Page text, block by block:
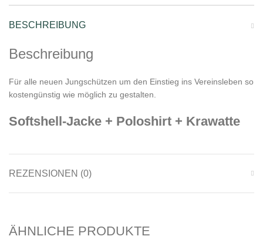
BESCHREIBUNG
Beschreibung
Für alle neuen Jungschützen um den Einstieg ins Vereinsleben so
kostengünstig wie möglich zu gestalten.
Softshell-Jacke + Poloshirt + Krawatte
REZENSIONEN (0)
ÄHNLICHE PRODUKTE